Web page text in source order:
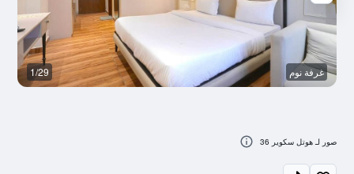
غرفة نوم 1/29
صور لـ هوتل سكوير 36